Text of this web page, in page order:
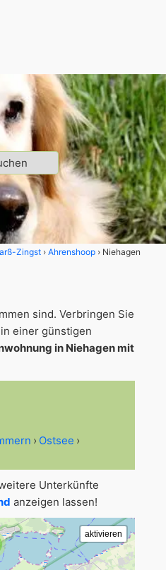
Zingst Ahrenshoop Niehagen
sind. Verbringen Sie
in einer günstigen
in Niehagen mit
Ostsee
Unterkünfte
anzeigen lassen!